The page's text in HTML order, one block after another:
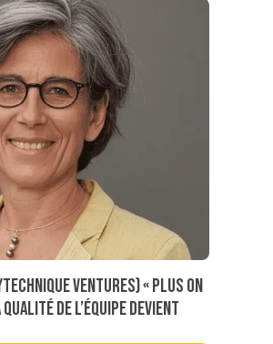
Ventures) « Plus on
de l’équipe devient